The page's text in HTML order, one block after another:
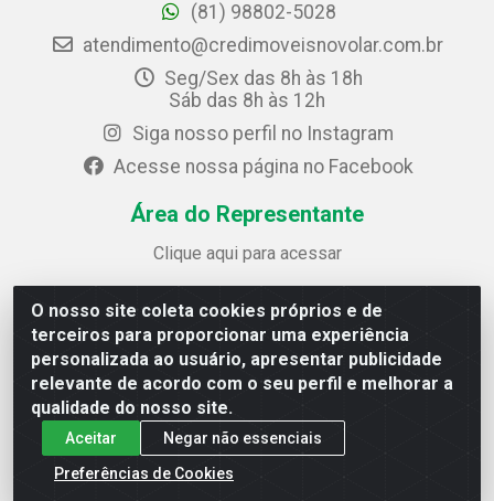
O nosso site coleta cookies próprios e de
terceiros para proporcionar uma experiência
personalizada ao usuário, apresentar publicidade
relevante de acordo com o seu perfil e melhorar a
qualidade do nosso site.
Aceitar
Negar não essenciais
Preferências de Cookies
(81) 98802-5028
atendimento@credimoveisnovolar.com.br
Seg/Sex das 8h às 18h
Sáb das 8h às 12h
Siga nosso perfil no Instagram
Acesse nossa página no Facebook
Área do Representante
Clique aqui para acessar
Credimóveis Novolar Ltda
Rua José Alves Bezerra, 430 - Prazeres - Jaboatão dos
Guararapes / PE - CEP 54.325-610
CNPJ: 09.930.165/0013-70